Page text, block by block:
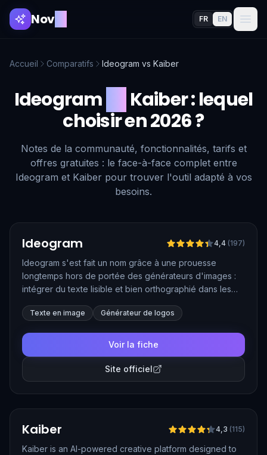
NovAI FR EN
Accueil Comparatifs Ideogram vs Kaiber
Ideogram Kaiber: lequel
choisir en 2026 ?
Notes de la communauté, fonctionnalités, tarifs et
offres gratuites : le face-à-face complet entre
Ideogram et Kaiber pour trouver l'outil adapté à vos
besoins.
Ideogram 4,4 (197)
Ideogram s'est fait un nom grâce à une prouesse
longtemps hors de portée des générateurs d'images :
intégrer du texte lisible et bien orthographié dans les
YouTube sortent avec une typographie soignée, ce qui
des mots. Son modèle Ideogram 4.0, lancé en juin 2026
en open weight, génère nativement en 2K et permet de
contrôler la disposition des éléments sur le visuel.
Texte en image Générateur de logos
Voir la fiche
Site officiel
Kaiber 4,3 (115)
Kaiber is an AI-powered creative platform designed to